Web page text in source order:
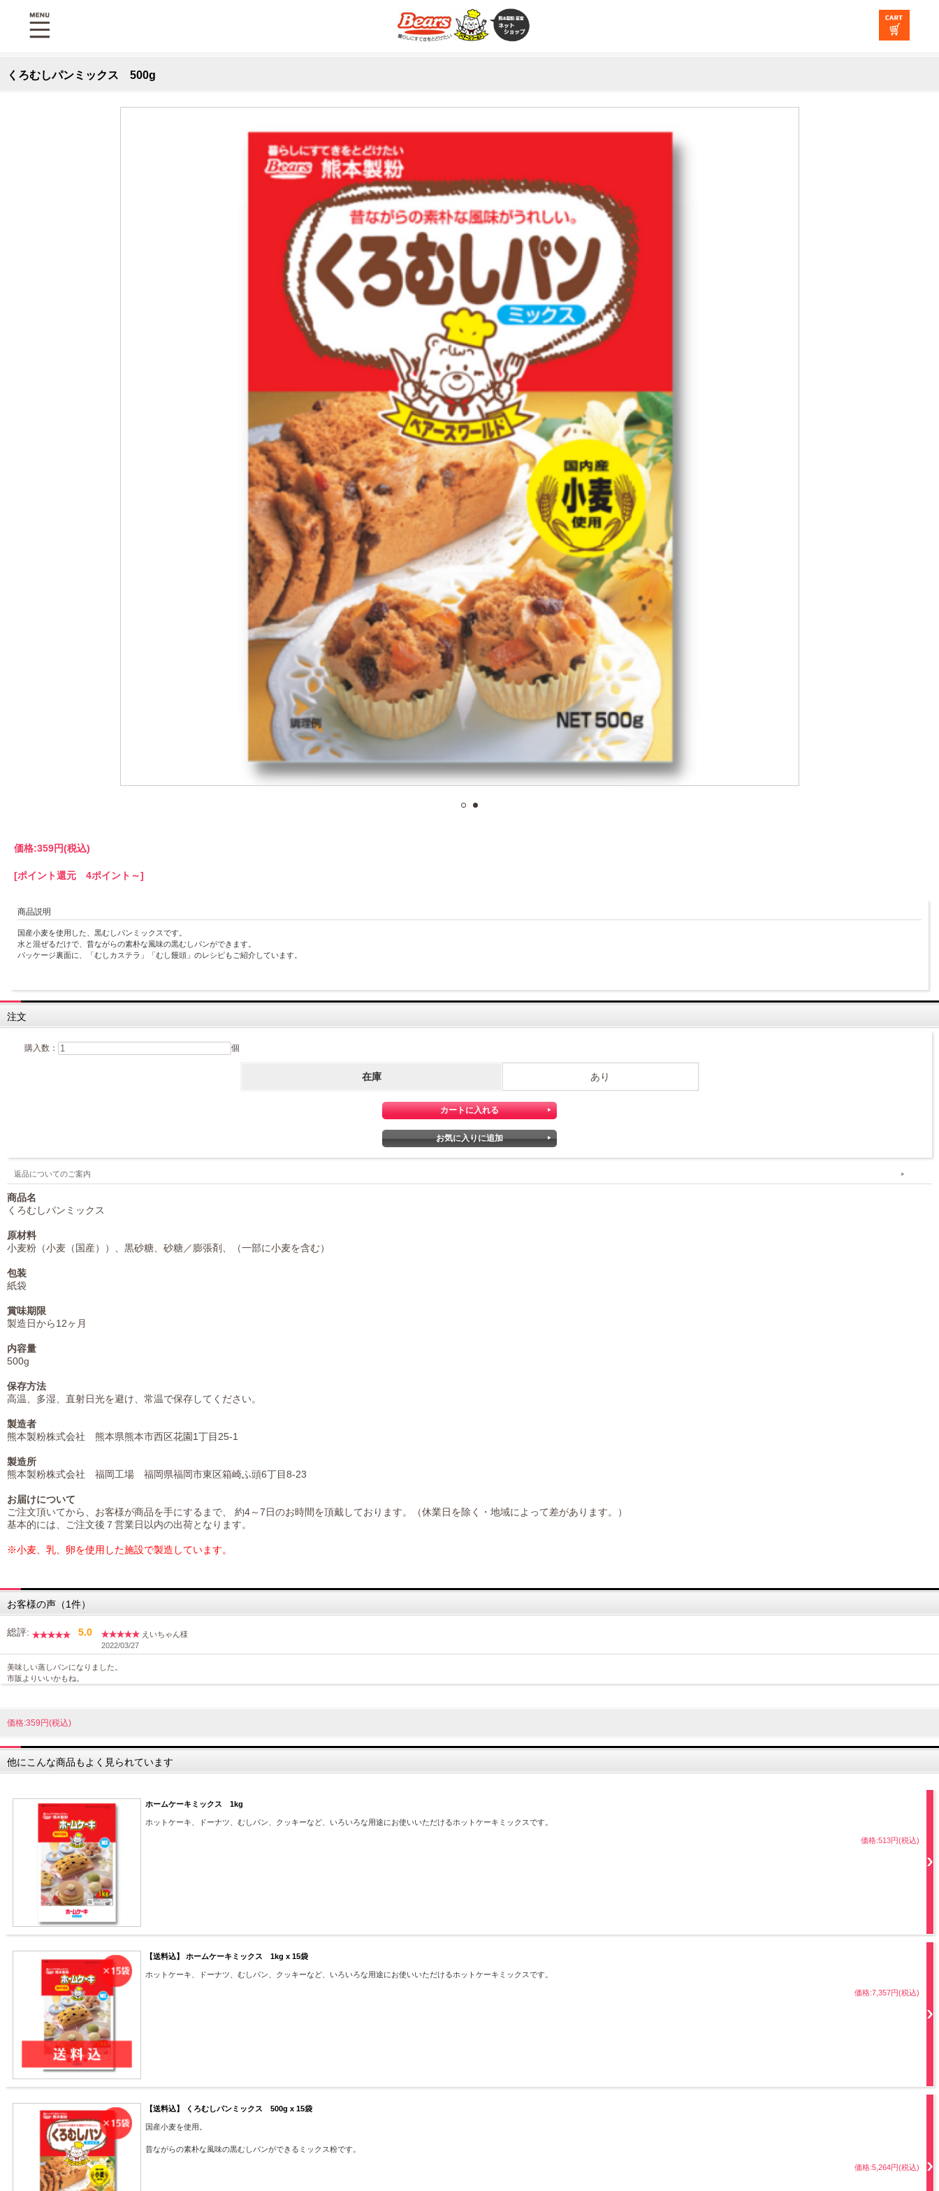
くろむしパンミックス 500g
価格:359円(税込)
[ポイント還元 4ポイント～]
商品説明
国産小麦を使用した、黒むしパンミックスです。
水と混ぜるだけで、昔ながらの素朴な風味の黒むしパンができます。
パッケージ裏面に、「むしカステラ」「むし饅頭」のレシピもご紹介しています。
注文
購入数： 個
在庫 あり
返品についてのご案内
商品名
くろむしパンミックス
原材料
小麦粉（小麦（国産））、黒砂糖、砂糖／膨張剤、（一部に小麦を含む）
包装
紙袋
賞味期限
製造日から12ヶ月
内容量
500g
保存方法
高温、多湿、直射日光を避け、常温で保存してください。
製造者
熊本製粉株式会社 熊本県熊本市西区花園1丁目25-1
製造所
熊本製粉株式会社 福岡工場 福岡県福岡市東区箱崎ふ頭6丁目8-23
お届けについて
ご注文頂いてから、お客様が商品を手にするまで、 約4～7日のお時間を頂戴しております。（休業日を除く・地域によって差があります。）
基本的には、ご注文後７営業日以内の出荷となります。
※小麦、乳、卵を使用した施設で製造しています。
お客様の声（1件）
総評: 5.0
えいちゃん様
2022/03/27
美味しい蒸しパンになりました。
市販よりいいかもね。
価格:359円(税込)
他にこんな商品もよく見られています
ホームケーキミックス 1kg
ホットケーキ、ドーナツ、むしパン、クッキーなど、いろいろな用途にお使いいただけるホットケーキミックスです。
価格:513円(税込)
【送料込】 ホームケーキミックス 1kg x 15袋
ホットケーキ、ドーナツ、むしパン、クッキーなど、いろいろな用途にお使いいただけるホットケーキミックスです。
価格:7,357円(税込)
【送料込】 くろむしパンミックス 500g x 15袋
国産小麦を使用。
昔ながらの素朴な風味の黒むしパンができるミックス粉です。
価格:5,264円(税込)